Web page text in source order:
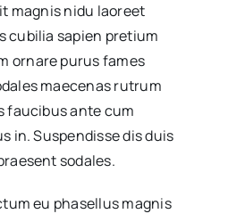
magnis nidu laoreet
cubilia sapien pretium
ornare purus fames
maecenas rutrum
faucibus ante cum
in. Suspendisse dis duis
sodales.
eu phasellus magnis